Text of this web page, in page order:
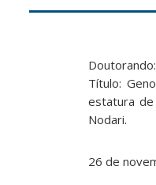
Título:
estatura de
Nodari.
26 de